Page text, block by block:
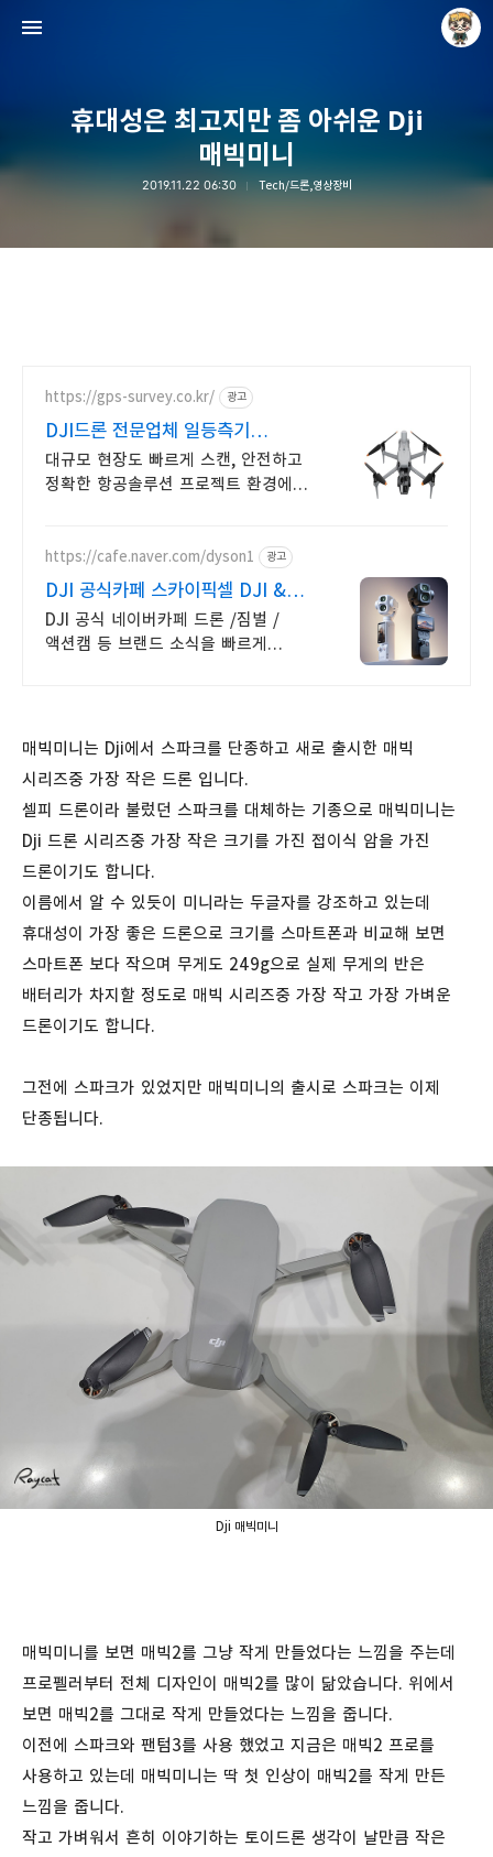
휴대성은 최고지만 좀 아쉬운 Dji
매빅미니
2019.11.22 06:30 Tech/드론,영상장비
https://gps-survey.co.kr/ 광고
DJI드론 전문업체 일등측기
대형현장,플랜트 최적화
대규모 현장도 빠르게 스캔, 안전하고
정확한 항공솔루션 프로젝트 환경에
https://cafe.naver.com/dyson1 광고
DJI 공식카페 스카이픽셀 DJI &
핫셀블라드
DJI 공식 네이버카페 드론 /짐벌 /
액션캠 등 브랜드 소식을 빠르게
매빅미니는 Dji에서 스파크를 단종하고 새로 출시한 매빅
시리즈중 가장 작은 드론 입니다.
셀피 드론이라 불렀던 스파크를 대체하는 기종으로 매빅미니는
Dji 드론 시리즈중 가장 작은 크기를 가진 접이식 암을 가진
드론이기도 합니다.
이름에서 알 수 있듯이 미니라는 두글자를 강조하고 있는데
휴대성이 가장 좋은 드론으로 크기를 스마트폰과 비교해 보면
스마트폰 보다 작으며 무게도 249g으로 실제 무게의 반은
배터리가 차지할 정도로 매빅 시리즈중 가장 작고 가장 가벼운
드론이기도 합니다.
그전에 스파크가 있었지만 매빅미니의 출시로 스파크는 이제
단종됩니다.
Dji 매빅미니
매빅미니를 보면 매빅2를 그냥 작게 만들었다는 느낌을 주는데
프로펠러부터 전체 디자인이 매빅2를 많이 닮았습니다. 위에서
보면 매빅2를 그대로 작게 만들었다는 느낌을 줍니다.
이전에 스파크와 팬텀3를 사용 했었고 지금은 매빅2 프로를
사용하고 있는데 매빅미니는 딱 첫 인상이 매빅2를 작게 만든
느낌을 줍니다.
작고 가벼워서 흔히 이야기하는 토이드론 생각이 날만큼 작은
Raycat : Photo and Story